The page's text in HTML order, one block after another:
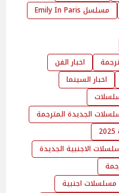
مسلسل Emily In Paris
اخبار الفن
اخبار السينما
الجديدة المترجمة
الاجنبية الجديدة
مسلسلات اجنبية